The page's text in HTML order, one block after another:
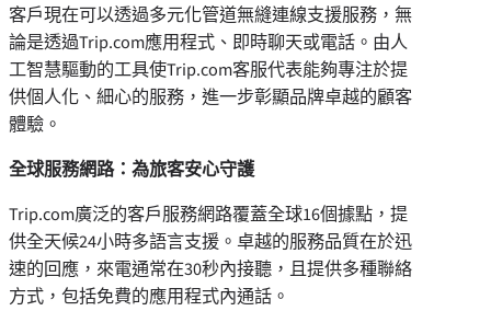
客戶現在可以透過多元化管道無縫連線支援服務，無
論是透過Trip.com應用程式、即時聊天或電話。由人
工智慧驅動的工具使Trip.com客服代表能夠專注於提
供個人化、細心的服務，進一步彰顯品牌卓越的顧客
體驗。
全球服務網路： 為旅客安心守護
Trip.com廣泛的客戶服務網路覆蓋全球16個據點，提
供全天候24小時多語言支援。卓越的服務品質在於迅
速的回應，來電通常在30秒內接聽，且提供多種聯絡
方式，包括免費的應用程式內通話。